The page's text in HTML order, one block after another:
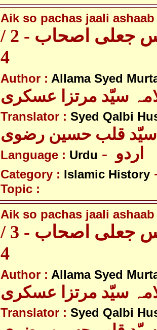
Aik so pachas jaali ashaab
ایک سو پچاس جعلی اصحاب - 2 /
4
Author : Allama Syed
سیّد مرتزا عسکری
Translator : Syed Qalbi
Language : Urdu
Category : Islamic History
Topic :
Aik so pachas jaali ashaab
ایک سو پچاس جعلی اصحاب - 3 /
4
Author : Allama Syed
سیّد مرتزا عسکری
Translator : Syed Qalbi